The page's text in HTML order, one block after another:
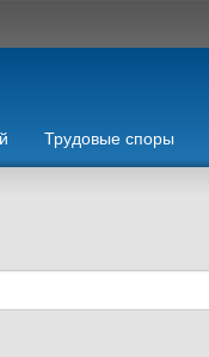
Трудовые споры